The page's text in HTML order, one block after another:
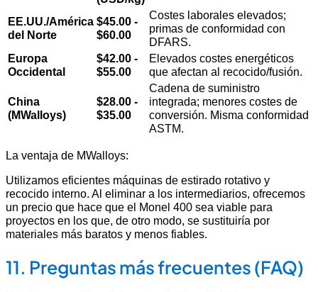
EE.UU./América
del Norte
$45.00 -
$60.00
Costes laborales elevados;
primas de conformidad con
DFARS.
Europa
Occidental
$42.00 -
$55.00
Elevados costes energéticos
que afectan al recocido/fusión.
China
(MWalloys)
$28.00 -
$35.00
Cadena de suministro
integrada; menores costes de
conversión. Misma conformidad
ASTM.
La ventaja de MWalloys:
Utilizamos eficientes máquinas de estirado rotativo y
recocido interno. Al eliminar a los intermediarios, ofrecemos
un precio que hace que el Monel 400 sea viable para
proyectos en los que, de otro modo, se sustituiría por
materiales más baratos y menos fiables.
11. Preguntas más frecuentes (FAQ)